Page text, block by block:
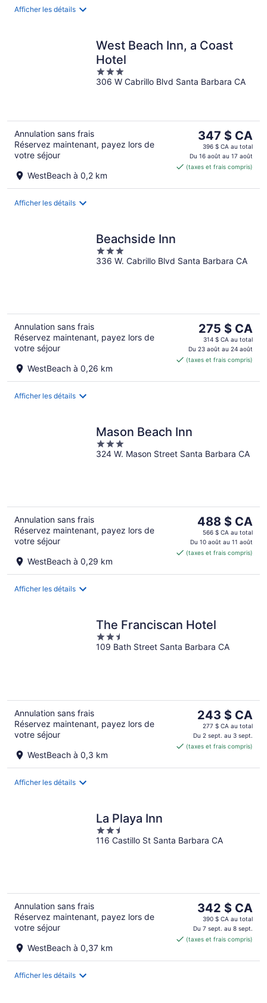
Afficher les détails
West Beach Inn, a Coast
Hotel
3
out
306 W Cabrillo Blvd Santa Barbara CA
Annulation sans frais
Réservez maintenant, payez lors de
votre séjour
WestBeach à 0,2 km
Le
prix
est
de 347 $ CA
347 $ CA
396 $ CA au total
Du 16 août au 17 août
(taxes et frais compris)
Afficher les détails
Beachside Inn
3
out
336 W. Cabrillo Blvd Santa Barbara CA
Annulation sans frais
Réservez maintenant, payez lors de
votre séjour
WestBeach à 0,26 km
Le
prix
est
de 275 $ CA
275 $ CA
314 $ CA au total
Du 23 août au 24 août
(taxes et frais compris)
Afficher les détails
Mason Beach Inn
3
out
324 W. Mason Street Santa Barbara CA
Annulation sans frais
Réservez maintenant, payez lors de
votre séjour
WestBeach à 0,29 km
Le
prix
est
de 488 $ CA
488 $ CA
566 $ CA au total
Du 10 août au 11 août
(taxes et frais compris)
Afficher les détails
The Franciscan Hotel
2.5
out
109 Bath Street Santa Barbara CA
Annulation sans frais
Réservez maintenant, payez lors de
votre séjour
WestBeach à 0,3 km
Le
prix
est
de 243 $ CA
243 $ CA
277 $ CA au total
Du 2 sept. au 3 sept.
(taxes et frais compris)
Afficher les détails
La Playa Inn
2.5
out
116 Castillo St Santa Barbara CA
Annulation sans frais
Réservez maintenant, payez lors de
votre séjour
WestBeach à 0,37 km
Le
prix
est
de 342 $ CA
342 $ CA
390 $ CA au total
Du 7 sept. au 8 sept.
(taxes et frais compris)
Afficher les détails